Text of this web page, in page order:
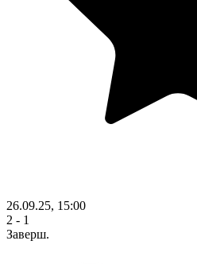
26.09.25, 15:00
2 - 1
Заверш.